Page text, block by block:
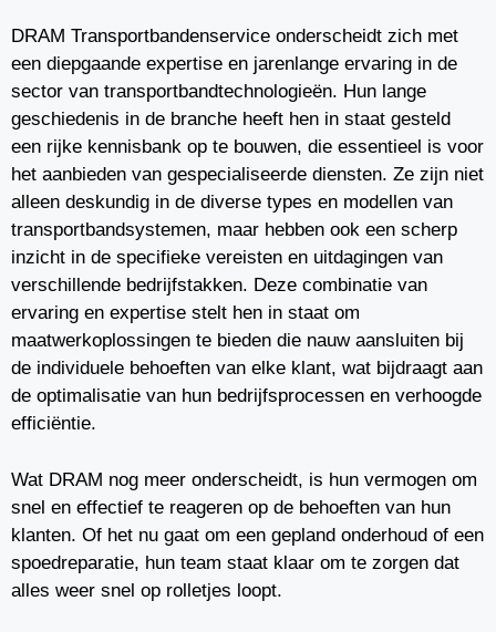
DRAM Transportbandenservice onderscheidt zich met
een diepgaande expertise en jarenlange ervaring in de
sector van transportbandtechnologieën. Hun lange
geschiedenis in de branche heeft hen in staat gesteld
een rijke kennisbank op te bouwen, die essentieel is voor
het aanbieden van gespecialiseerde diensten. Ze zijn niet
alleen deskundig in de diverse types en modellen van
transportbandsystemen, maar hebben ook een scherp
inzicht in de specifieke vereisten en uitdagingen van
verschillende bedrijfstakken. Deze combinatie van
ervaring en expertise stelt hen in staat om
maatwerkoplossingen te bieden die nauw aansluiten bij
de individuele behoeften van elke klant, wat bijdraagt aan
de optimalisatie van hun bedrijfsprocessen en verhoogde
efficiëntie.
Wat DRAM nog meer onderscheidt, is hun vermogen om
snel en effectief te reageren op de behoeften van hun
klanten. Of het nu gaat om een gepland onderhoud of een
spoedreparatie, hun team staat klaar om te zorgen dat
alles weer snel op rolletjes loopt.